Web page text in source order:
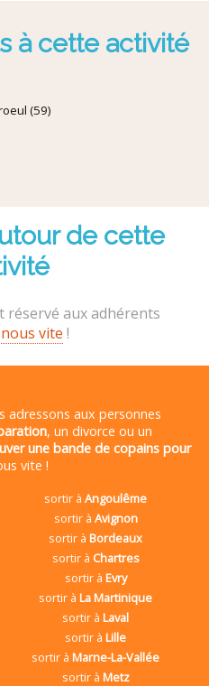
à cette activité
(59)
de cette
réservé aux adhérents
vite !
adressons aux personnes
, un divorce ou un
une bande de copains pour
vite !
sortir àAngoulême
sortir à Avignon
sortir àBordeaux
sortir à Chartres
sortir à Evry
sortir àLa Martinique
sortir àLaval
sortir àLille
sortir àMarne-La-Vallée
sortir à Metz